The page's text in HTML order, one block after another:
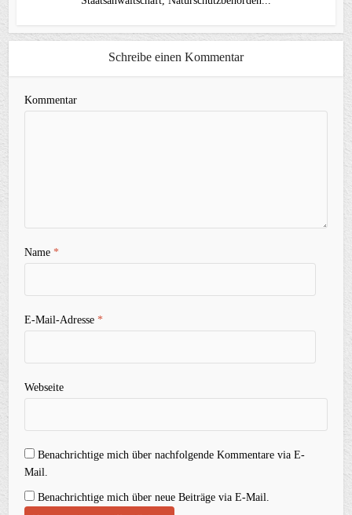
Schreibe einen Kommentar
Kommentar
Name*
E-Mail-Adresse*
Webseite
Benachrichtige mich über nachfolgende Kommentare via E-
Mail.
Benachrichtige mich über neue Beiträge via E-Mail.